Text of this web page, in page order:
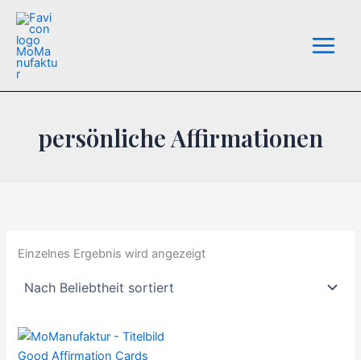
Zum
Inhalt
springen
persönliche Affirmationen
Einzelnes Ergebnis wird angezeigt